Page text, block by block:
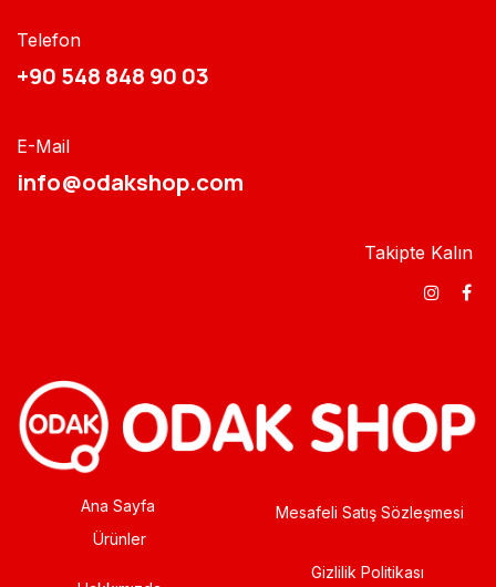
Telefon
+90 548 848 90 03​​
E-Mail
info@odakshop.com​
Takipte Kalın
Ana Sayfa
Ürünler
Mesafeli Satış Sözleşmesi
Gizlilik Politikası